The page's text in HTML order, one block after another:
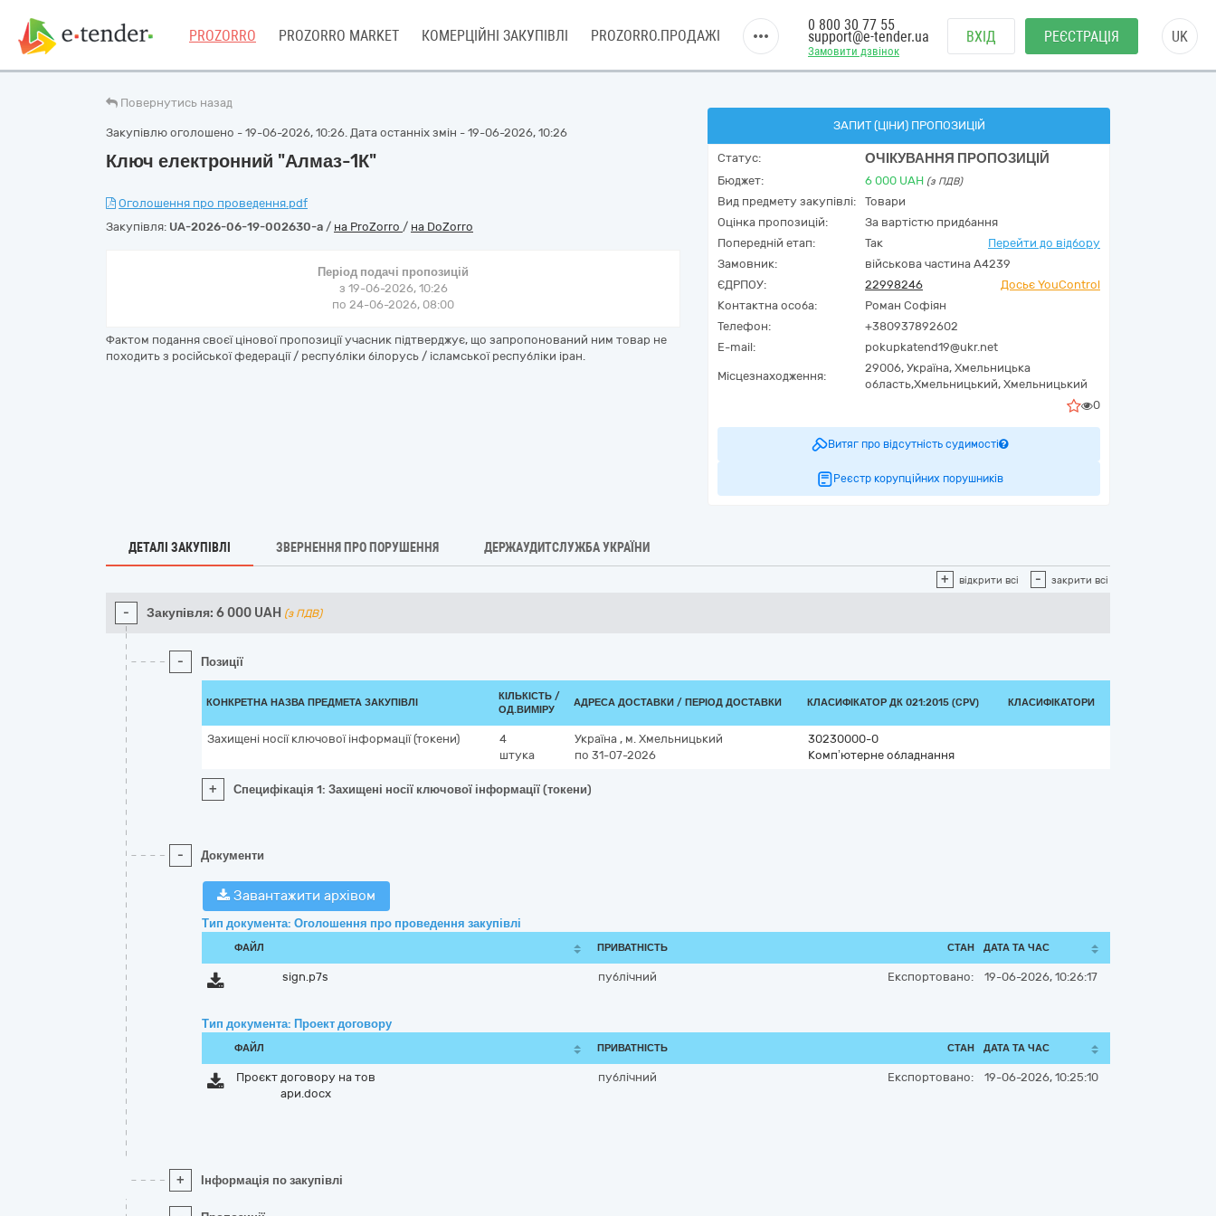
PROZORRO PROZORRO MARKET КОМЕРЦІЙНІ ЗАКУПІВЛІ PROZORRO.ПРОДАЖІ
Замовити дзвінок
0 800 30 77 55
support@e-tender.ua ВХІД РЕЄСТРАЦІЯ UK
Повернутись назад
Закупівлю оголошено - 19-06-2026, 10:26. Дата останніх змін - 19-06-2026, 10:26
Ключ електронний "Алмаз-1К"
Оголошення про проведення.pdf
Закупівля: UA-2026-06-19-002630-a / на ProZorro / на DoZorro
Період подачі пропозицій
з 19-06-2026, 10:26
по 24-06-2026, 08:00
Фактом подання своєї цінової пропозиції учасник підтверджує, що запропонований ним товар не
походить з російської федерації / республіки білорусь / ісламської республіки іран.
ЗАПИТ (ЦІНИ) ПРОПОЗИЦІЙ
Статус: ОЧІКУВАННЯ ПРОПОЗИЦІЙ
Бюджет: 6 000 UAH (з ПДВ)
Вид предмету закупівлі:
Товари
Оцінка пропозицій:
За вартістю придбання
Попередній етап:
Так
Перейти до відбору
Замовник:
військова частина А4239
ЄДРПОУ:
22998246
Досьє YouControl
Контактна особа:
Роман Софіян
Телефон:
+380937892602
E-mail:
pokupkatend19@ukr.net
Місцезнаходження:
29006, Україна, Хмельницька
область,Хмельницький, Хмельницький
0
Витяг про відсутність судимості
Реєстр корупційних порушників
ДЕТАЛІ ЗАКУПІВЛІ ЗВЕРНЕННЯ ПРО ПОРУШЕННЯ ДЕРЖАУДИТСЛУЖБА УКРАЇНИ
+ відкрити всі - закрити всі
- Закупівля: 6 000 UAH (з ПДВ)
- Позиції
КОНКРЕТНА НАЗВА ПРЕДМЕТА ЗАКУПІВЛІ
КІЛЬКІСТЬ /
ОД.ВИМІРУ
АДРЕСА ДОСТАВКИ / ПЕРІОД ДОСТАВКИ КЛАСИФІКАТОР ДК 021:2015 (CPV) КЛАСИФІКАТОРИ
Захищені носії ключової інформації (токени)
4
штука
Україна , м. Хмельницький
по 31-07-2026
30230000-0
Комп’ютерне обладнання
+ Специфікація 1: Захищені носії ключової інформації (токени)
- Документи
Завантажити архівом
Тип документа: Оголошення про проведення закупівлі
ФАЙЛ ПРИВАТНІСТЬ СТАН ДАТА ТА ЧАС
sign.p7s публічний Експортовано: 19-06-2026, 10:26:17
Тип документа: Проект договору
ФАЙЛ ПРИВАТНІСТЬ СТАН ДАТА ТА ЧАС
Проєкт договору на тов
ари.docx
публічний Експортовано: 19-06-2026, 10:25:10
+ Інформація по закупівлі